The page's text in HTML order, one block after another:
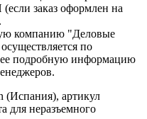
заказ оформлен на
компанию "Деловые
по
подробную информацию
артикул
для неразъемного